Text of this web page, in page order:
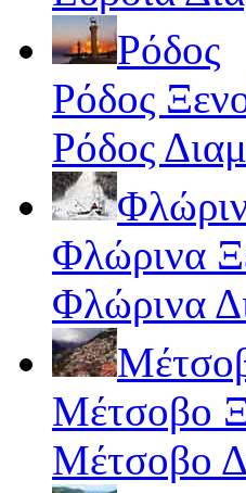
Ρόδος
Ρόδος
Ρόδος
Φλώρινα
Φλώρινα
Μέτσοβο
Μέτσοβο